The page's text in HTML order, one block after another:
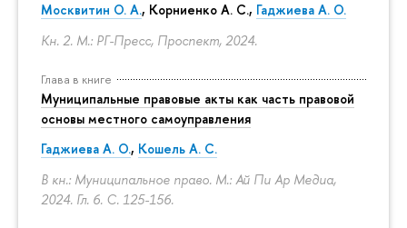
Москвитин О. А., Корниенко А. С., Гаджиева А. О.
Кн. 2. М.: РГ-Пресс, Проспект, 2024.
Глава в книге
Муниципальные правовые акты как часть правовой
основы местного самоуправления
Гаджиева А. О., Кошель А. С.
В кн.: Муниципальное право. М.: Ай Пи Ар Медиа,
2024. Гл. 6. С. 125-156.